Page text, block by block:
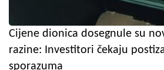
Cijene dionica dosegnule su
razine: Investitori čekaju
sporazuma